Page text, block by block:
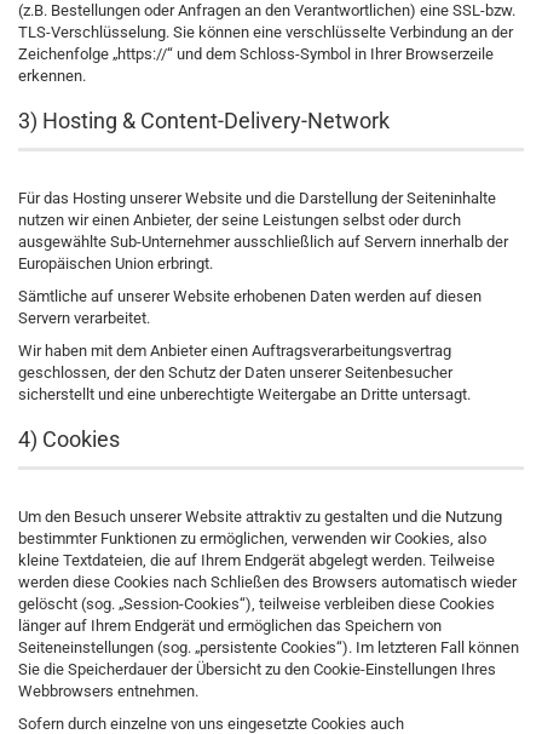
(z.B. Bestellungen oder Anfragen an den Verantwortlichen) eine SSL-bzw.
TLS-Verschlüsselung. Sie können eine verschlüsselte Verbindung an der
Zeichenfolge „https://“ und dem Schloss-Symbol in Ihrer Browserzeile
erkennen.
3) Hosting & Content-Delivery-Network
Für das Hosting unserer Website und die Darstellung der Seiteninhalte
nutzen wir einen Anbieter, der seine Leistungen selbst oder durch
ausgewählte Sub-Unternehmer ausschließlich auf Servern innerhalb der
Europäischen Union erbringt.
Sämtliche auf unserer Website erhobenen Daten werden auf diesen
Servern verarbeitet.
Wir haben mit dem Anbieter einen Auftragsverarbeitungsvertrag
geschlossen, der den Schutz der Daten unserer Seitenbesucher
sicherstellt und eine unberechtigte Weitergabe an Dritte untersagt.
4) Cookies
Um den Besuch unserer Website attraktiv zu gestalten und die Nutzung
bestimmter Funktionen zu ermöglichen, verwenden wir Cookies, also
kleine Textdateien, die auf Ihrem Endgerät abgelegt werden. Teilweise
werden diese Cookies nach Schließen des Browsers automatisch wieder
gelöscht (sog. „Session-Cookies“), teilweise verbleiben diese Cookies
länger auf Ihrem Endgerät und ermöglichen das Speichern von
Seiteneinstellungen (sog. „persistente Cookies“). Im letzteren Fall können
Sie die Speicherdauer der Übersicht zu den Cookie-Einstellungen Ihres
Webbrowsers entnehmen.
Sofern durch einzelne von uns eingesetzte Cookies auch